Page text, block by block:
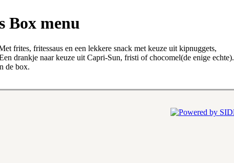
Box menu
frites, fritessaus en een lekkere snack met keuze uit kipnuggets,
drankje naar keuze uit Capri-Sun, fristi of chocomel(de enige echte).
de box.